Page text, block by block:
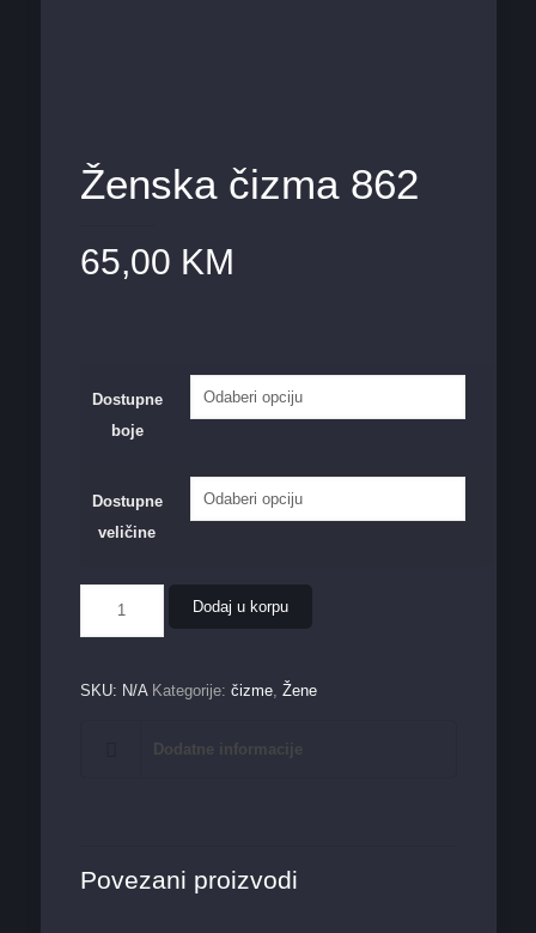
Ženska čizma 862
65,00 KM
Dostupne
boje
Dostupne
veličine
čizma
862
Dodaj u korpu
SKU: N/A Kategorije: čizme, Žene
Dodatne informacije
Povezani proizvodi